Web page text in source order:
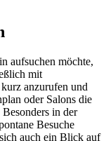
aufsuchen möchte,
mit
anzurufen und
oder Salons die
in der
Besuche
auch ein Blick auf